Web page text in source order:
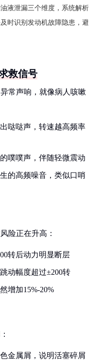
液泄漏三个维度，系统解析
时识别发动机故障隐患，避
救信号
常声响，就像病人咳嗽
哒哒声，转速越高频率
噗噗声，伴随轻微震动
的高频噪音，类似口哨
险正在升高：
转后动力明显断层
动幅度超过±200转
增加15%-20%
金属屑，说明活塞碎屑